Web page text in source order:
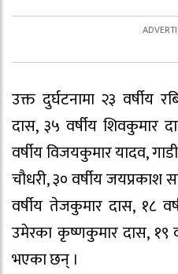
उक्त दुर्घटनामा २३ वर्षीय
दास, ३५ वर्षीय शिवकुमार
वर्षीय विजयकुमार यादव,
चौधरी, ३० वर्षीय जयप्रकाश
वर्षीय तेजकुमार दास, १८
उमेरका कृष्णकुमार दास, १९
भएका छन् ।